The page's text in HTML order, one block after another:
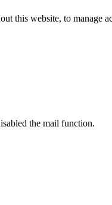
this website, to manage
the mail function.